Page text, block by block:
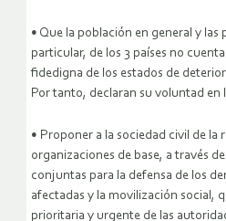
• Que la población en general y las
particular, de los 3 países no
fidedigna de los estados de
Por tanto, declaran su voluntad en
• Proponer a la sociedad civil de la
organizaciones de base, a través
conjuntas para la defensa de los
afectadas y la movilización social,
prioritaria y urgente de las